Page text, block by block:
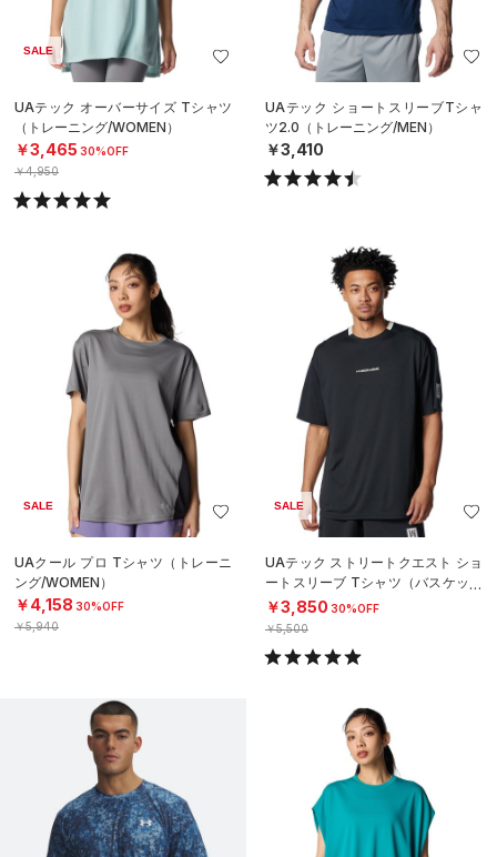
SALE
UAテック オーバーサイズ Tシャツ
（トレーニング/WOMEN）
￥3,465 30%OFF
￥4,950
UAテック ショートスリーブTシャ
ツ2.0（トレーニング/MEN）
￥3,410
SALE
UAクール プロ Tシャツ（トレーニ
ング/WOMEN）
￥4,158 30%OFF
￥5,940
SALE
UAテック ストリートクエスト ショ
ートスリーブ Tシャツ（バスケット
ボール/MEN）
￥3,850 30%OFF
￥5,500